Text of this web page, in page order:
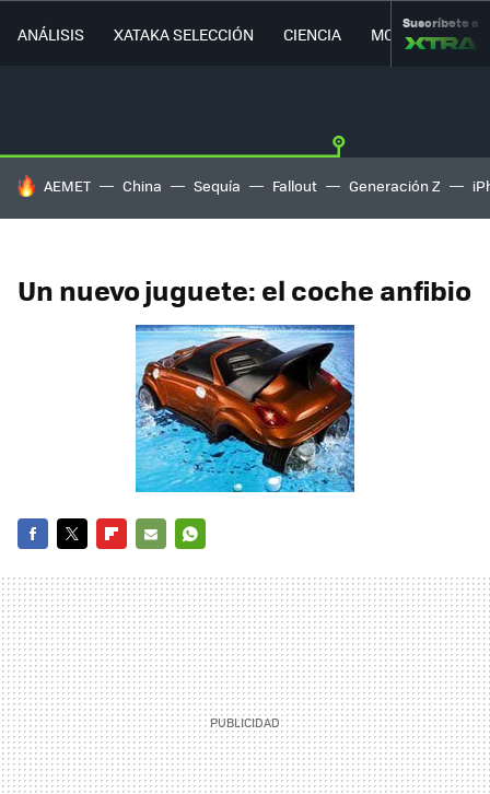
ANÁLISIS XATAKA SELECCIÓN CIENCIA MOVILIDAD
Suscríbete a
HOY SE HABLA DE
AEMET China Sequía Fallout Generación Z
Un nuevo juguete: el coche anfibio
MAIL